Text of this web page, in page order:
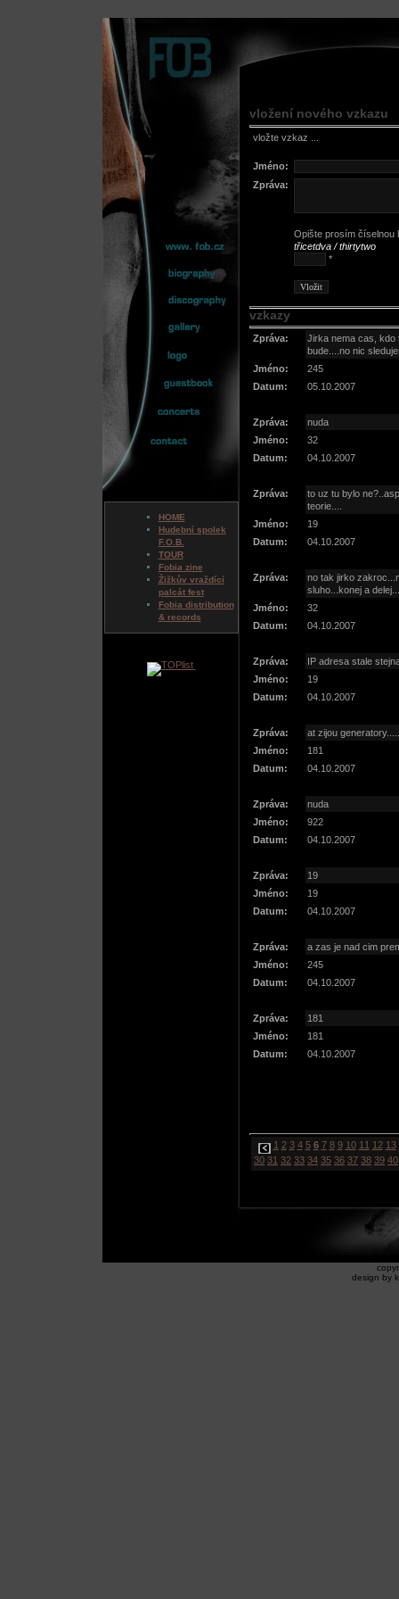
HOME
Hudební spolek
F.O.B.
TOUR
Fobia zine
Žižkův vraždící
palcát fest
Fobia distribution
& records
vložení nového vzkazu
vložte vzkaz ...
Jméno:
Zpráva:
Opište prosím číselnou
třicetdva / thirtytwo
*
vzkazy
Zpráva:
Jirka nema cas, kdo
bude....no nic
Jméno:
245
Datum:
05.10.2007
Zpráva:
nuda
Jméno:
32
Datum:
04.10.2007
Zpráva:
to uz tu bylo
teorie....
Jméno:
19
Datum:
04.10.2007
Zpráva:
no tak jirko
sluho...konej a delej...
Jméno:
32
Datum:
04.10.2007
Zpráva:
IP adresa stale
Jméno:
19
Datum:
04.10.2007
Zpráva:
at zijou
Jméno:
181
Datum:
04.10.2007
Zpráva:
nuda
Jméno:
922
Datum:
04.10.2007
Zpráva:
19
Jméno:
19
Datum:
04.10.2007
Zpráva:
a zas je nad cim
Jméno:
245
Datum:
04.10.2007
Zpráva:
181
Jméno:
181
Datum:
04.10.2007
1 2 3 4 5 6 7 8 9 10 11 12 13
30 31 32 33 34 35 36 37 38 39 40
design by